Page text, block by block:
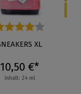
XL
10,50 €*
Inhalt: 24 ml